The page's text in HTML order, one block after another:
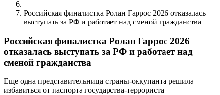
Российская финалистка Ролан Гаррос 2026 отказалась
выступать за РФ и работает над сменой гражданства
Российская финалистка Ролан Гаррос 2026
отказалась выступать за РФ и работает над
сменой гражданства
Еще одна представительница страны-оккупанта решила
избавиться от паспорта государства-террориста.